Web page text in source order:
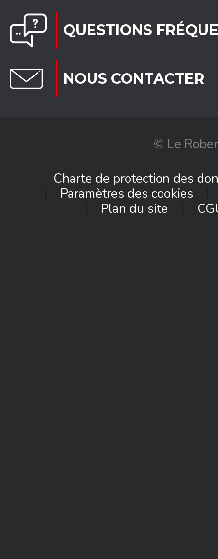
QUESTIONS
NOUS CONTACTER
© Le
Charte de protection des
Paramètres des cookies
Plan du site